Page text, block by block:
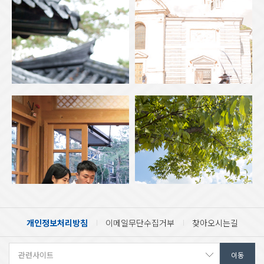
개인정보처리방침 이메일무단수집거부 찾아오시는길